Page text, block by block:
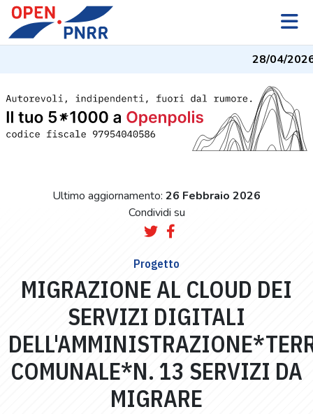
28/04/2026-
Ultimo aggiornamento: 26 Febbraio 2026
Condividi su
Progetto
MIGRAZIONE AL CLOUD DEI
SERVIZI DIGITALI
COMUNALE*N. 13 SERVIZI DA
MIGRARE